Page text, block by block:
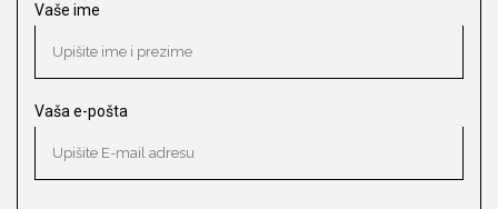
Vaše ime
Vaša e-pošta